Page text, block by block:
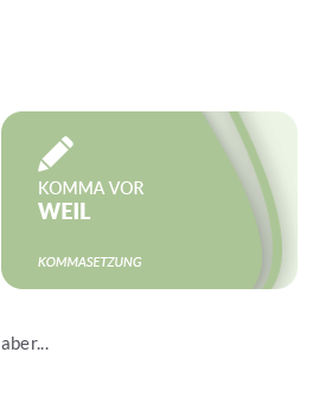
Jetzt lesen
aber...